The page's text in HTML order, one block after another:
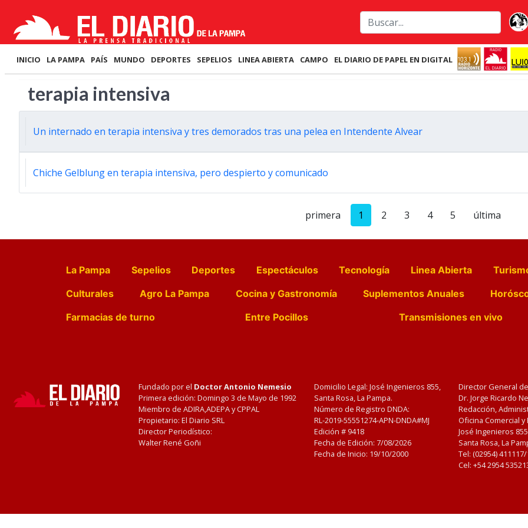
INICIO LA PAMPA PAÍS MUNDO DEPORTES SEPELIOS LINEA ABIERTA CAMPO EL DIARIO DE PAPEL EN DIGITAL
terapia intensiva
Un internado en terapia intensiva y tres demorados tras una pelea en Intendente Alvear
Chiche Gelblung en terapia intensiva, pero despierto y comunicado
primera 1 2 3 4 5 última
La Pampa Sepelios Deportes Espectáculos Tecnología Linea Abierta
Culturales
Agro La Pampa Cocina y Gastronomía Suplementos Anuales
Farmacias de turno
Entre Pocillos Transmisiones en vivo
Fundado por el Doctor Antonio Nemesio
Primera edición: Domingo 3 de Mayo de 1992
Miembro de ADIRA,ADEPA y CPPAL
Propietario: El Diario SRL
Director Periodístico:
Walter René Goñi
Domicilio Legal: José Ingenieros 855,
Santa Rosa, La Pampa.
Número de Registro DNDA:
RL-2019-55551274-APN-DNDA#MJ
Edición # 9418
Fecha de Edición: 7/08/2026
Fecha de Inicio: 19/10/2000
Director General
Dr. Jorge Ricardo
Redacción,
Oficina Comercial
José Ingenieros
Santa Rosa, La
Tel: (02954)
Cel: +54 2954